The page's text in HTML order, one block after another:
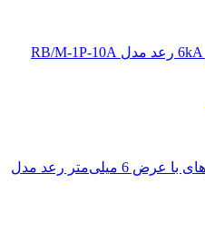
شماره ترمینال مخصوص ترمینال‌های با عرض 6 میلی‌متر رعد مدل